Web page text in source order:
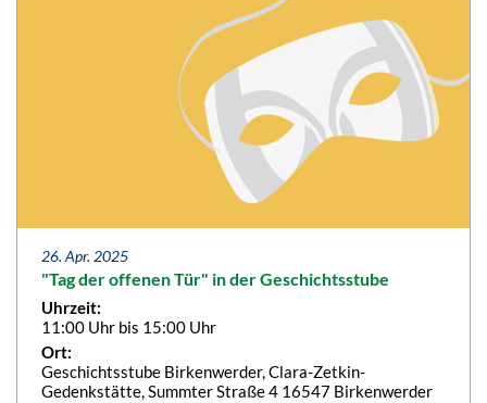
26. Apr. 2025
"Tag der offenen Tür" in der Geschichtsstube
Uhrzeit:
11:00 Uhr bis 15:00 Uhr
Ort:
Geschichtsstube Birkenwerder, Clara-Zetkin-
Gedenkstätte, Summter Straße 4 16547 Birkenwerder